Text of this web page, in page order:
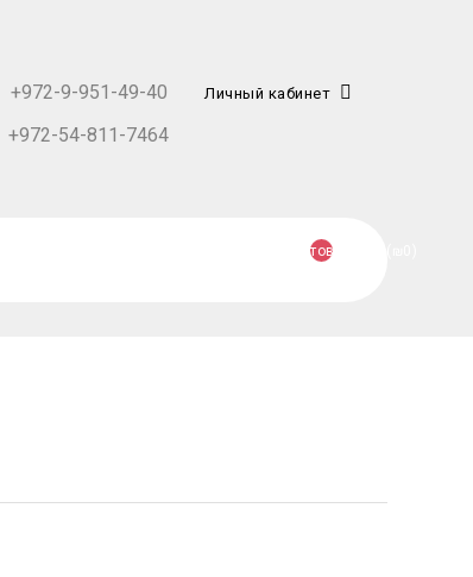
Личный кабинет
+972-9-951-49-40
+972-54-811-7464
товаров 0 (₪0)